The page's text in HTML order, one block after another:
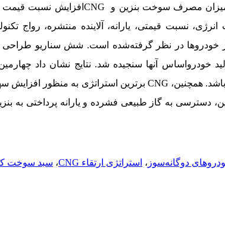
افزایش نسبت قیمت CNG مصرف سوخت بنزین و
نسبت قیمتی، یارانه، آلاینده منتشره، رواج
خودروها در نظر گرفته‌شده است. شش سناریو طراحی
اساس آنها سنجیده شد. نتایج نشان داد خودرو
برترین استراتژی به منظور افزایش CNG همچنین،
به گاز طبیعی فشرده و یارانه پرداختی به بنزین
دوگانه‌سوز ، استراتژی ارتقاء CNG ، سبد سوخت